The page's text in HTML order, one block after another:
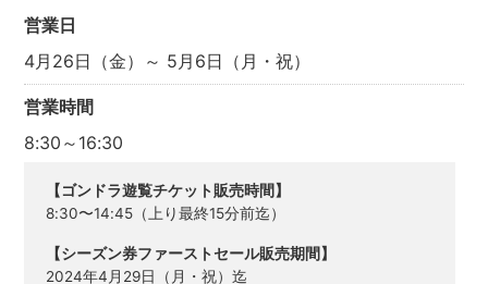
営業日
4月26日（金）～ 5月6日（月・祝）
営業時間
8:30～16:30
【ゴンドラ遊覧チケット販売時間】
8:30〜14:45（上り最終15分前迄）
【シーズン券ファーストセール販売期間】
2024年4月29日（月・祝）迄